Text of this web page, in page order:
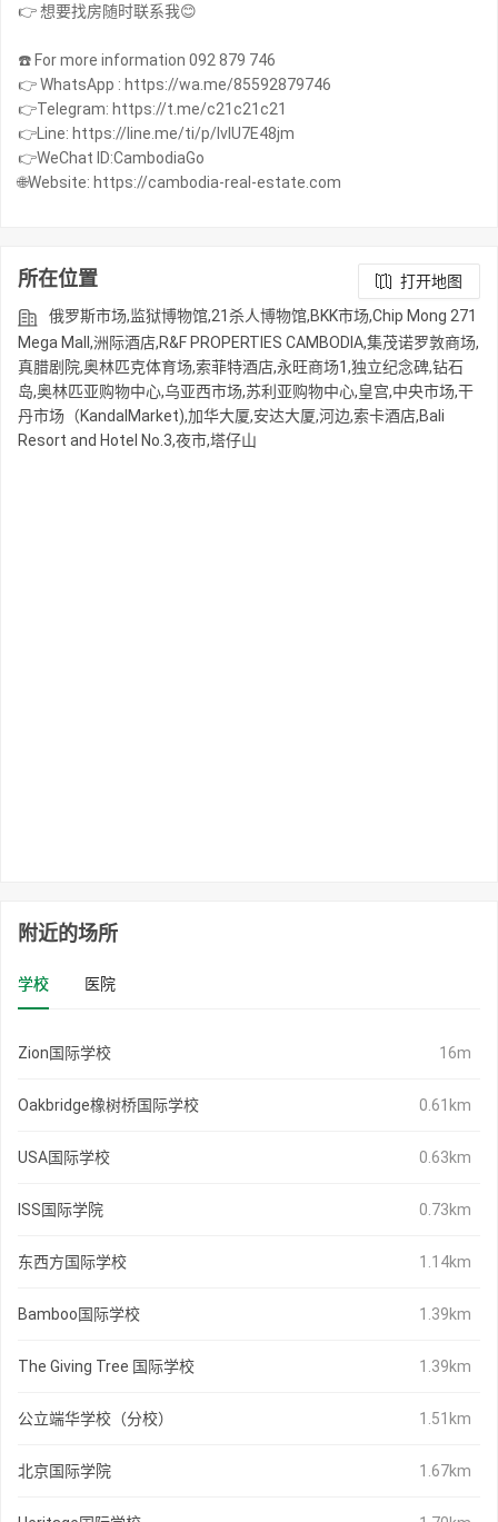
👉 想要找房随时联系我😊
☎️ For more information 092 879 746
👉 WhatsApp : https://wa.me/85592879746
👉Telegram: https://t.me/c21c21c21
👉Line: https://line.me/ti/p/IvIU7E48jm
👉WeChat ID:CambodiaGo
所在位置
打开地图
俄罗斯市场,监狱博物馆,21杀人博物馆,BKK市场,Chip Mong 271
Mega Mall,洲际酒店,R&F PROPERTIES CAMBODIA,集茂诺罗敦商场,
真腊剧院,奥林匹克体育场,索菲特酒店,永旺商场1,独立纪念碑,钻石
岛,奥林匹亚购物中心,乌亚西市场,苏利亚购物中心,皇宫,中央市场,干
丹市场（KandalMarket),加华大厦,安达大厦,河边,索卡酒店,Bali
Resort and Hotel No.3,夜市,塔仔山
附近的场所
学校 医院
Zion国际学校 16m
Oakbridge橡树桥国际学校 0.61km
USA国际学校 0.63km
ISS国际学院 0.73km
东西方国际学校 1.14km
Bamboo国际学校 1.39km
The Giving Tree 国际学校 1.39km
公立端华学校（分校） 1.51km
北京国际学院 1.67km